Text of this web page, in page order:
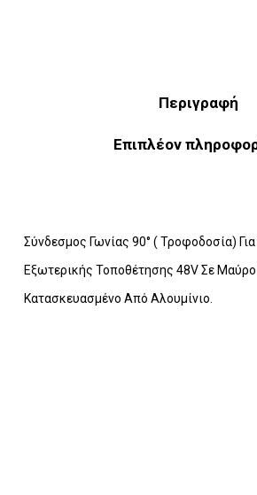
Περιγραφή
Επιπλέον
Σύνδεσμος Γωνίας 90° ( Τροφοδοσία)
Εξωτερικής Τοποθέτησης 48V Σε
Κατασκευασμένο Από Αλουμίνιο.